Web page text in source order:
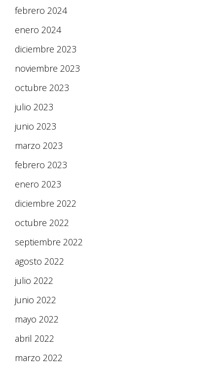
febrero 2024
enero 2024
diciembre 2023
noviembre 2023
octubre 2023
julio 2023
junio 2023
marzo 2023
febrero 2023
enero 2023
diciembre 2022
octubre 2022
septiembre 2022
agosto 2022
julio 2022
junio 2022
mayo 2022
abril 2022
marzo 2022